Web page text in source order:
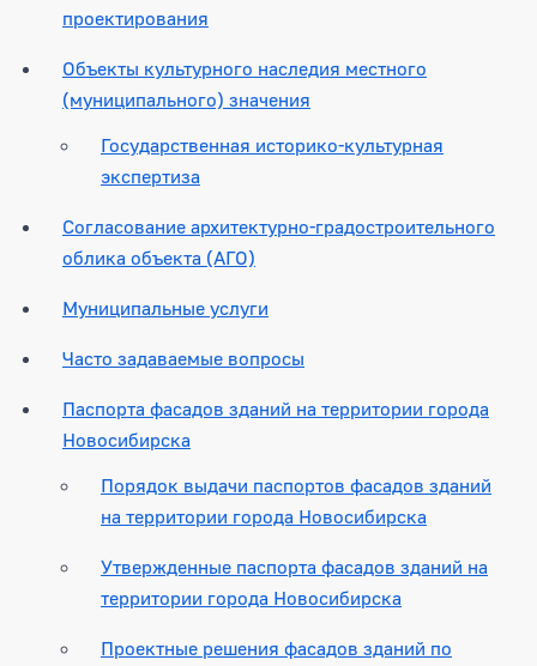
проектирования
Объекты культурного наследия местного
(муниципального) значения
Государственная историко-культурная
экспертиза
Согласование архитектурно-градостроительного
облика объекта (АГО)
Муниципальные услуги
Часто задаваемые вопросы
Паспорта фасадов зданий на территории города
Новосибирска
Порядок выдачи паспортов фасадов зданий
на территории города Новосибирска
Утвержденные паспорта фасадов зданий на
территории города Новосибирска
Проектные решения фасадов зданий по